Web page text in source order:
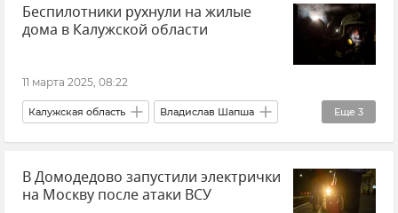
Безопасность Московская область
Курская область
Калужская область Липецкая область
Нижегородская область
Беспилотники рухнули на жилые
дома в Калужской области
11 марта 2025, 08:22
Еще 3
Калужская область Владислав Шапша
Происшествия Беспилотник (БПЛА, дрон)
Новости
В Домодедово запустили электрички
на Москву после атаки ВСУ